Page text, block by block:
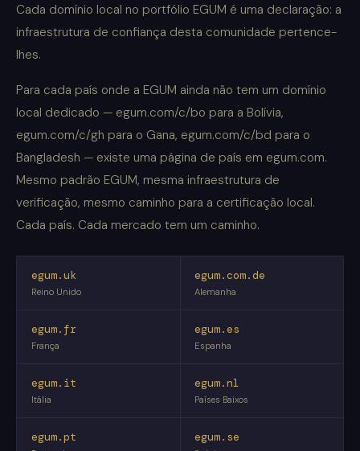
Cada domínio local no portfólio EGUM é uma declaração: a
infraestrutura de confiança desta comunidade pertence-
lhes.
Para cada país onde a EGUM ainda não tem um domínio
local dedicado — egum.com/c/bo para a Bolívia,
egum.com/c/gh para o Gana, egum.com/c/bd para o
Bangladesh — existe uma página de país em egum.com.
Mesmo padrão EGUM, mesma infraestrutura de
verificação, mesmo caminho para a certificação local.
Cada país. Cada mercado tem um caminho.
egum.uk
Reino Unido
egum.com.de
Alemanha
egum.fr
França
egum.es
Espanha
egum.it
Itália
egum.nl
Países Baixos
egum.pt egum.se